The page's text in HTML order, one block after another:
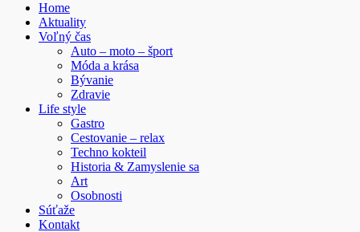
Home
Aktuality
Voľný čas
Auto – moto – šport
Móda a krása
Bývanie
Zdravie
Life style
Gastro
Cestovanie – relax
Techno kokteil
Historia & Zamyslenie sa
Art
Osobnosti
Súťaže
Kontakt